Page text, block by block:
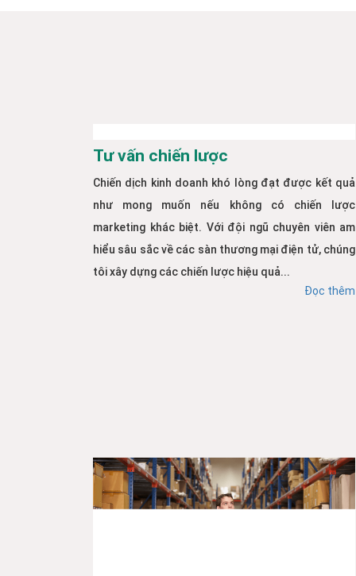
Tư vấn chiến lược
Chiến dịch kinh doanh khó lòng đạt được kết quả
như mong muốn nếu không có chiến lược
marketing khác biệt. Với đội ngũ chuyên viên am
hiểu sâu sắc về các sàn thương mại điện tử, chúng
tôi xây dựng các chiến lược hiệu quả...
Đọc thêm